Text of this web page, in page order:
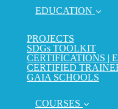
EDUCATION
PROJECTS
SDGs TOOLKIT
CERTIFICATIONS |
CERTIFIED
GAIA SCHOOLS
COURSES